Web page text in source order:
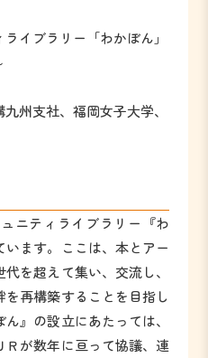
イブラリー「わかぼん」
州支社、福岡女子大学、
ニティライブラリー『わ
ます。ここは、本とアー
を超えて集い、交流し、
再構築することを目指し
』の設立にあたっては、
Ｒが数年に亘って協議、連